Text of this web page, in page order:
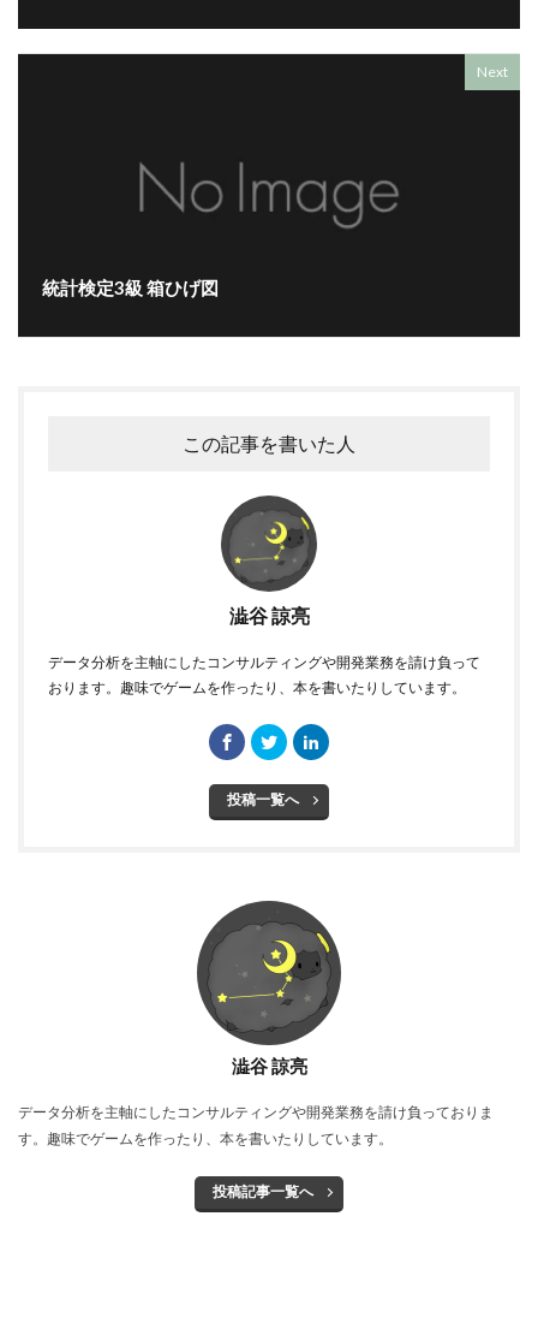
Next
統計検定3級 箱ひげ図
この記事を書いた人
澁谷 諒亮
データ分析を主軸にしたコンサルティングや開発業務を請け負って
おります。趣味でゲームを作ったり、本を書いたりしています。
投稿一覧へ
澁谷 諒亮
データ分析を主軸にしたコンサルティングや開発業務を請け負っておりま
す。趣味でゲームを作ったり、本を書いたりしています。
投稿記事一覧へ